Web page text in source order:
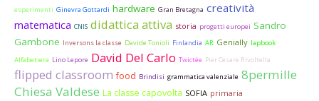
esperimenti Ginevra Gottardi hardware Gran Bretagna creatività
matematica CNIS didattica attiva storia progetti europei Sandro
Gambone Inversons la classe Davide Tonioli Finlandia AR Genially lapbook
Alfabetiera Lino Lepore David Del Carlo Twictée Pier Cesare Rivoltella
flipped classroom food Brindisi grammatica valenziale 8permille
Chiesa Valdese La classe capovolta SOFIA primaria